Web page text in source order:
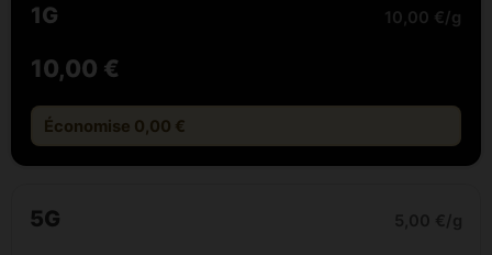
1G 10,00 €/g
10,00 €
Économise 0,00 €
5G